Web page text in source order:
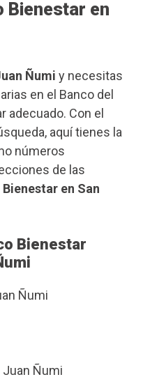
Bienestar en
Ñumi y necesitas
en el Banco del
adecuado. Con el
aquí tienes la
números
de las
en San
Bienestar
Ñumi
Juan Ñumi